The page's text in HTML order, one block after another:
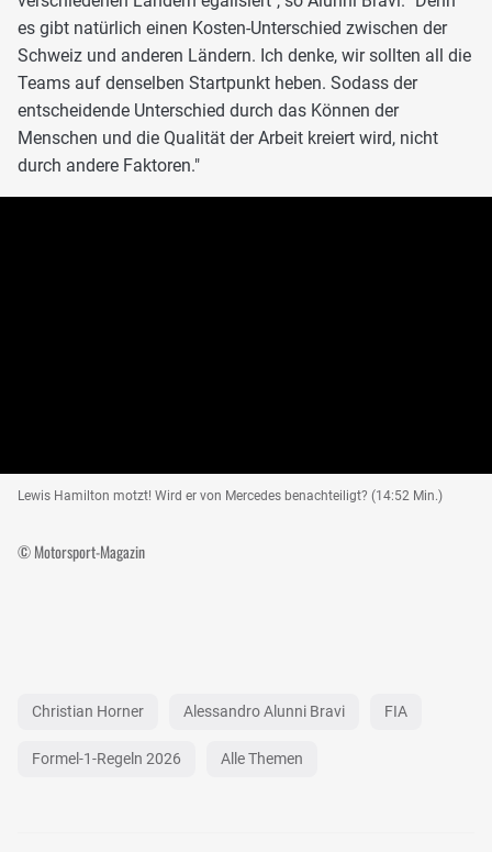
es gibt natürlich einen Kosten-Unterschied zwischen der
Schweiz und anderen Ländern. Ich denke, wir sollten all die
Teams auf denselben Startpunkt heben. Sodass der
entscheidende Unterschied durch das Können der
Menschen und die Qualität der Arbeit kreiert wird, nicht
durch andere Faktoren."
Lewis Hamilton motzt! Wird er von Mercedes benachteiligt? (14:52 Min.)
© Motorsport-Magazin
Christian Horner Alessandro Alunni Bravi FIA
Formel-1-Regeln 2026 Alle Themen